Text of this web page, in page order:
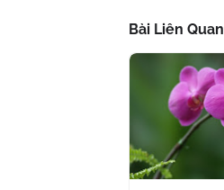
Bài Liên Quan